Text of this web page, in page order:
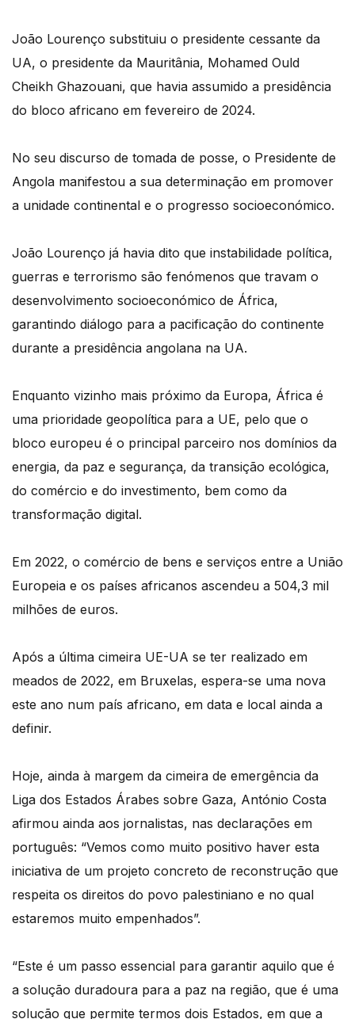
João Lourenço substituiu o presidente cessante da
UA, o presidente da Mauritânia, Mohamed Ould
Cheikh Ghazouani, que havia assumido a presidência
do bloco africano em fevereiro de 2024.
No seu discurso de tomada de posse, o Presidente de
Angola manifestou a sua determinação em promover
a unidade continental e o progresso socioeconómico.
João Lourenço já havia dito que instabilidade política,
guerras e terrorismo são fenómenos que travam o
desenvolvimento socioeconómico de África,
garantindo diálogo para a pacificação do continente
durante a presidência angolana na UA.
Enquanto vizinho mais próximo da Europa, África é
uma prioridade geopolítica para a UE, pelo que o
bloco europeu é o principal parceiro nos domínios da
energia, da paz e segurança, da transição ecológica,
do comércio e do investimento, bem como da
transformação digital.
Em 2022, o comércio de bens e serviços entre a União
Europeia e os países africanos ascendeu a 504,3 mil
milhões de euros.
Após a última cimeira UE-UA se ter realizado em
meados de 2022, em Bruxelas, espera-se uma nova
este ano num país africano, em data e local ainda a
definir.
Hoje, ainda à margem da cimeira de emergência da
Liga dos Estados Árabes sobre Gaza, António Costa
afirmou ainda aos jornalistas, nas declarações em
português: “Vemos como muito positivo haver esta
iniciativa de um projeto concreto de reconstrução que
respeita os direitos do povo palestiniano e no qual
estaremos muito empenhados”.
“Este é um passo essencial para garantir aquilo que é
a solução duradoura para a paz na região, que é uma
solução que permite termos dois Estados, em que a